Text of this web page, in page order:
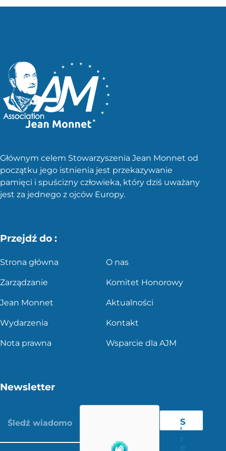
Głównym celem Stowarzyszenia Jean Monnet od
początku jego istnienia jest przekazywanie
pamięci i spuścizny człowieka, który dziś uważany
jest za jednego z ojców Europy.
Przejdź do :
Strona główna O nas
Zarządzanie Komitet Honorowy
Jean Monnet Aktualności
Wydarzenia Kontakt
Nota prawna Wsparcie dla AJM
Newsletter
S
'